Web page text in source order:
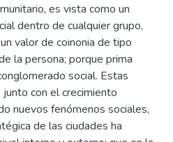
es vista como un
dentro de cualquier grupo,
valor de coinonia de tipo
la persona; porque prima
social. Estas
con el crecimiento
nuevos fenómenos sociales,
de las ciudades ha